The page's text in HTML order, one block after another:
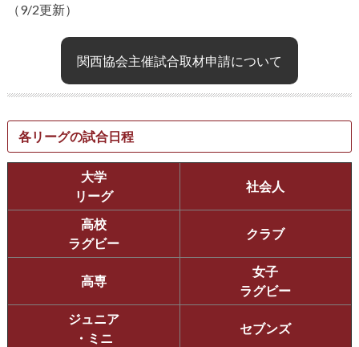
（9/2更新）
関西協会主催試合取材申請について
各リーグの試合日程
大学
リーグ
社会人
高校
ラグビー
クラブ
高専
女子
ラグビー
ジュニア
・ミニ
セブンズ